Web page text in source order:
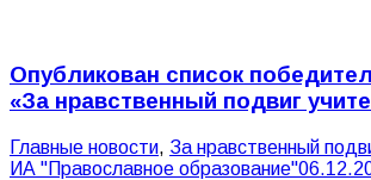
Опубликован список
«За нравственный подвиг
Главные новости, За нравственный
ИА "Православное образование"